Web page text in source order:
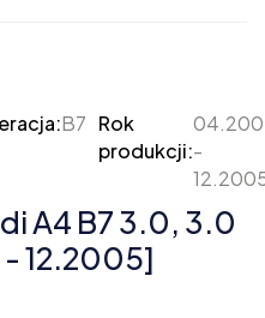
B7 Rok
produkcji:-
A4 B7 3.0, 3.0
12.2005]